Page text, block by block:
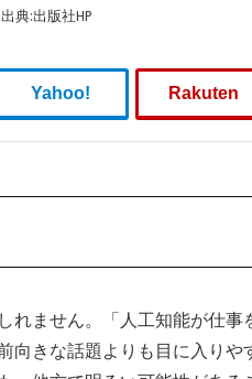
典:出版社HP
Yahoo! Rakuten
れません。「人工知能が仕事
向きな話題よりも目に入りや